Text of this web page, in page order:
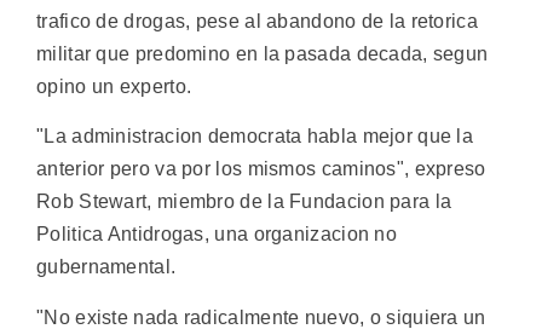
trafico de drogas, pese al abandono de la retorica
militar que predomino en la pasada decada, segun
opino un experto.
"La administracion democrata habla mejor que la
anterior pero va por los mismos caminos", expreso
Rob Stewart, miembro de la Fundacion para la
Politica Antidrogas, una organizacion no
gubernamental.
"No existe nada radicalmente nuevo, o siquiera un